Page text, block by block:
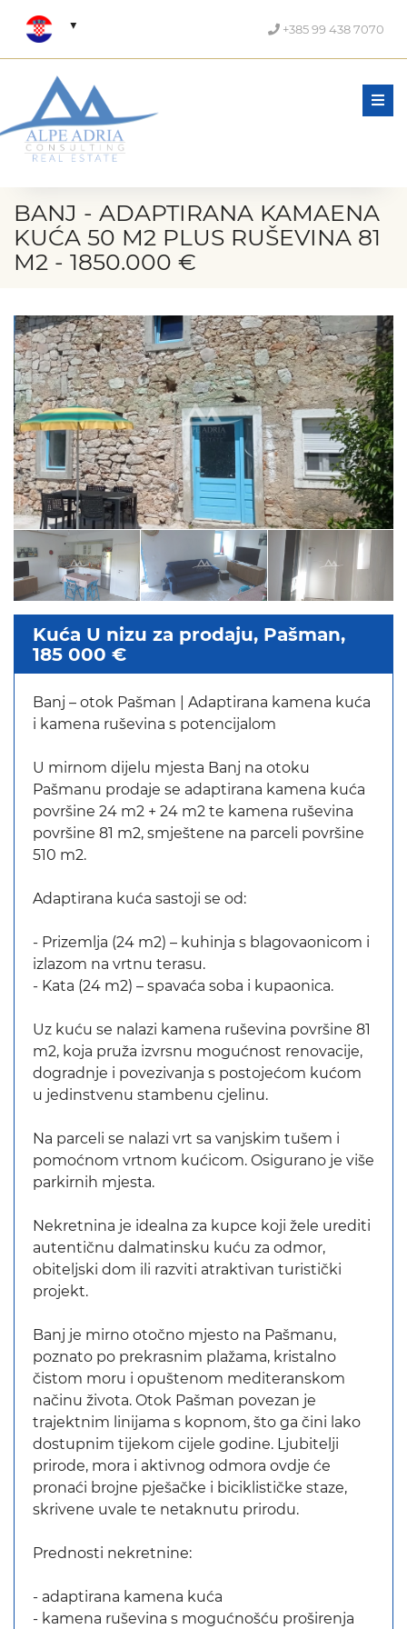
+385 99 438 7070
BANJ - ADAPTIRANA KAMAENA
KUĆA 50 M2 PLUS RUŠEVINA 81
M2 - 1850.000 €
Kuća U nizu za prodaju, Pašman,
185 000 €
Banj – otok Pašman | Adaptirana kamena kuća
i kamena ruševina s potencijalom
U mirnom dijelu mjesta Banj na otoku
Pašmanu prodaje se adaptirana kamena kuća
površine 24 m2 + 24 m2 te kamena ruševina
površine 81 m2, smještene na parceli površine
510 m2.
Adaptirana kuća sastoji se od:
- Prizemlja (24 m2) – kuhinja s blagovaonicom i
izlazom na vrtnu terasu.
- Kata (24 m2) – spavaća soba i kupaonica.
Uz kuću se nalazi kamena ruševina površine 81
m2, koja pruža izvrsnu mogućnost renovacije,
dogradnje i povezivanja s postojećom kućom
u jedinstvenu stambenu cjelinu.
Na parceli se nalazi vrt sa vanjskim tušem i
pomoćnom vrtnom kućicom. Osigurano je više
parkirnih mjesta.
Nekretnina je idealna za kupce koji žele urediti
autentičnu dalmatinsku kuću za odmor,
obiteljski dom ili razviti atraktivan turistički
projekt.
Banj je mirno otočno mjesto na Pašmanu,
poznato po prekrasnim plažama, kristalno
čistom moru i opuštenom mediteranskom
načinu života. Otok Pašman povezan je
trajektnim linijama s kopnom, što ga čini lako
dostupnim tijekom cijele godine. Ljubitelji
prirode, mora i aktivnog odmora ovdje će
pronaći brojne pješačke i biciklističke staze,
skrivene uvale te netaknutu prirodu.
Prednosti nekretnine:
- adaptirana kamena kuća
- kamena ruševina s mogućnošću proširenja